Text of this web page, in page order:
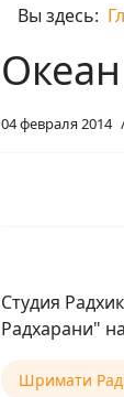
Вы здесь:
04 февраля 2014
Студия
Радхарани"
Шримати